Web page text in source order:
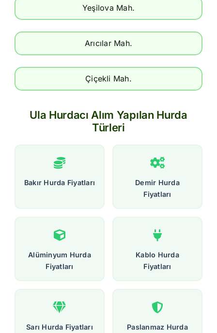
Yeşilova Mah.
Arıcılar Mah.
Çiçekli Mah.
Ula Hurdacı Alım Yapılan Hurda
Türleri
Bakır Hurda Fiyatları
Demir Hurda
Fiyatları
Alüminyum Hurda
Fiyatları
Kablo Hurda
Fiyatları
Sarı Hurda Fiyatları
Paslanmaz Hurda